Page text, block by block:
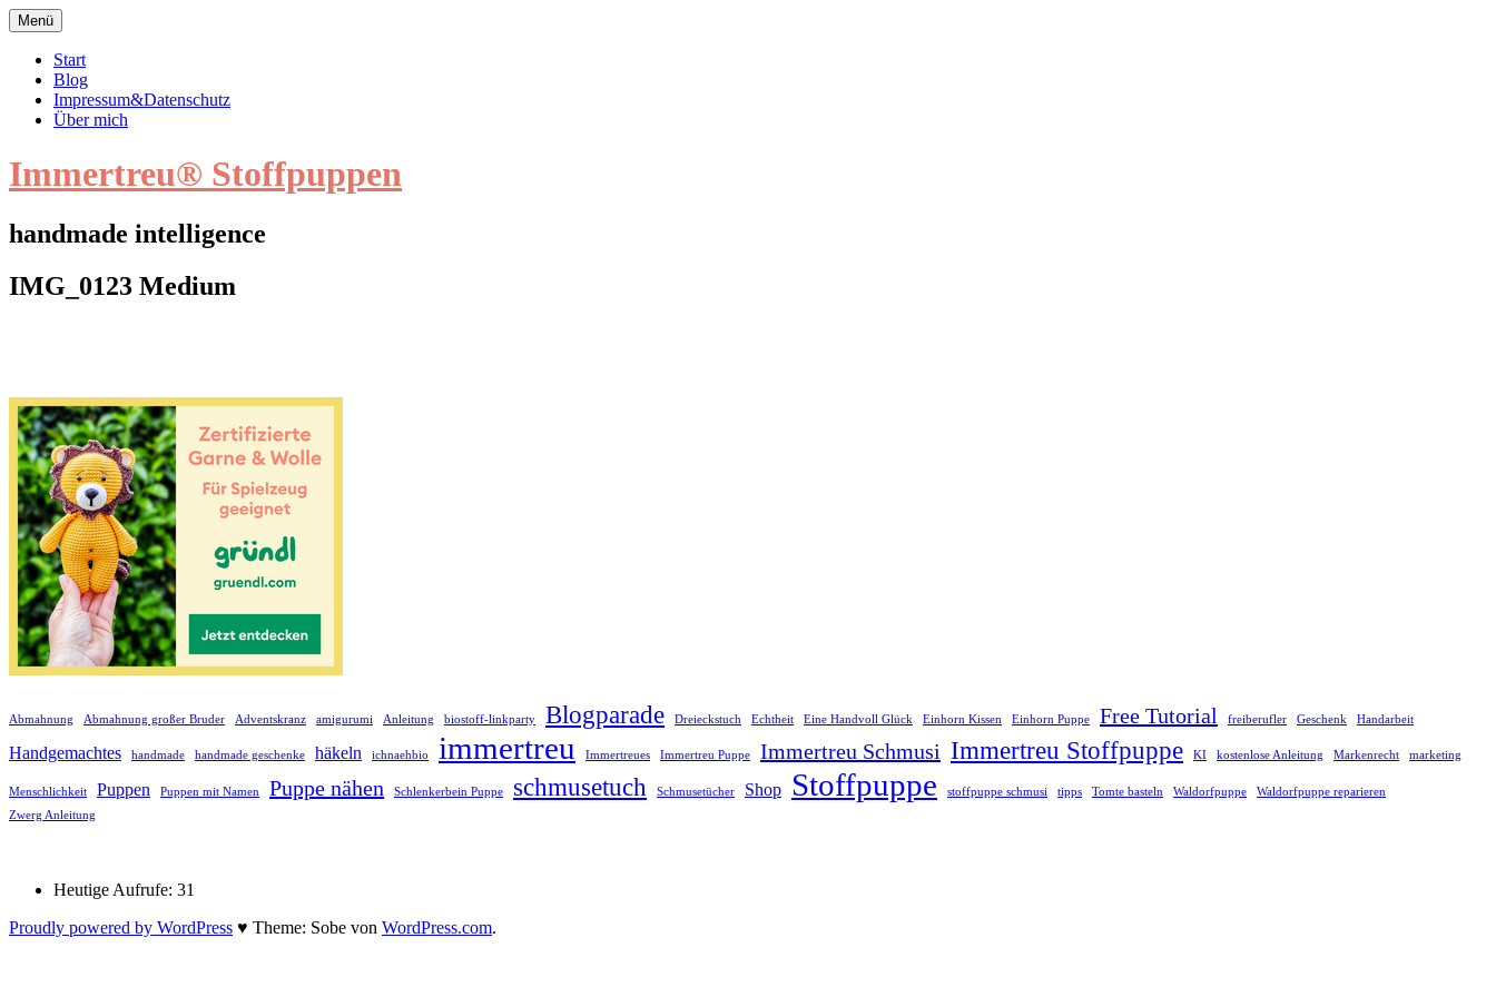
Zum
Inhalt
springen
Menü
Start
Blog
Impressum&Datenschutz
Über mich
Immertreu® Stoffpuppen
handmade intelligence
IMG_0123 Medium
Abmahnung Abmahnung großer Bruder Adventskranz amigurumi Anleitung biostoff-linkparty Blogparade Dreieckstuch Echtheit Eine Handvoll Glück Einhorn Kissen Einhorn Puppe Free Tutorial freiberufler Geschenk Handarbeit
Handgemachtes handmade handmade geschenke häkeln ichnaehbio immertreu Immertreues Immertreu Puppe Immertreu Schmusi Immertreu Stoffpuppe KI kostenlose Anleitung Markenrecht marketing
Menschlichkeit Puppen Puppen mit Namen Puppe nähen Schlenkerbein Puppe schmusetuch Schmusetücher Shop Stoffpuppe stoffpuppe schmusi tipps Tomte basteln Waldorfpuppe
Waldorfpuppe reparieren
Zwerg Anleitung
Heutige Aufrufe: 31
Proudly powered by WordPress ♥ Theme: Sobe von WordPress.com.